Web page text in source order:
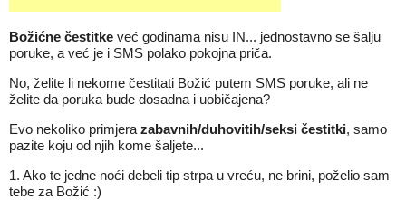
Božićne čestitke već godinama nisu IN... jednostavno se šalju
poruke, a već je i SMS polako pokojna priča.
No, želite li nekome čestitati Božić putem SMS poruke, ali ne
želite da poruka bude dosadna i uobičajena?
Evo nekoliko primjera zabavnih/duhovitih/seksi čestitki, samo
pazite koju od njih kome šaljete...
1. Ako te jedne noći debeli tip strpa u vreću, ne brini, poželio sam
tebe za Božić :)